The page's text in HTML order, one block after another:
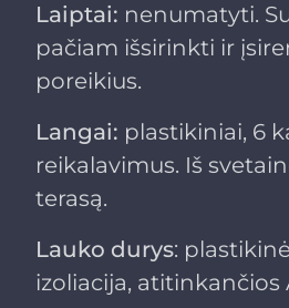
Laiptai: nenumatyti.
pačiam išsirinkti ir
poreikius.
Langai: plastikiniai, 6
reikalavimus. Iš
terasą.
Lauko durys:
izoliacija, atitinkančios